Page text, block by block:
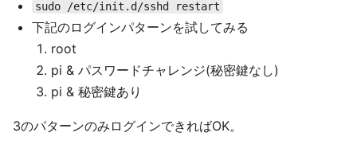
sudo /etc/init.d/sshd restart
下記のログインパターンを試してみる
root
pi & パスワードチャレンジ(秘密鍵なし)
pi & 秘密鍵あり
3のパターンのみログインできればOK。